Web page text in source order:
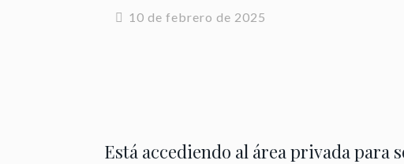
10 de febrero de 2025
Está accediendo al área privada para